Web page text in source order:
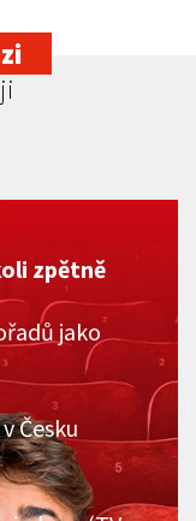
zpětně
jako
Česku